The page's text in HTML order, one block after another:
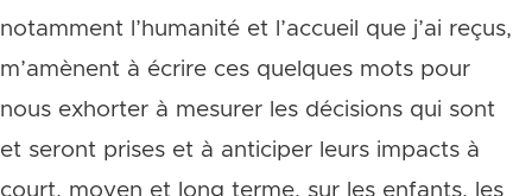
notamment l’humanité et l’accueil que j’ai reçus,
m’amènent à écrire ces quelques mots pour
nous exhorter à mesurer les décisions qui sont
et seront prises et à anticiper leurs impacts à
court, moyen et long terme, sur les enfants, les